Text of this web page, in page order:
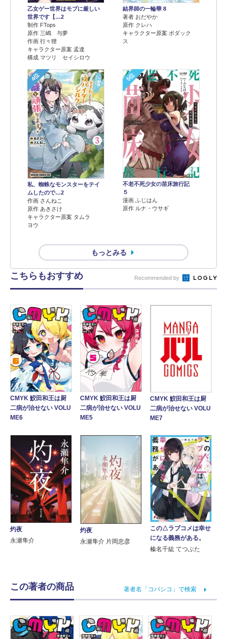
乙女ゲー世界はモブに厳しい
世界です【…2
制作 FTops
原作 三嶋 与夢
作画 行々狸
キャラクター原案 孟達
構成 マツリ セイシロウ
結界師の一輪華 8
著者 おだやか
原作 クレハ
キャラクター原案 ボダック
ス
4位
私、蜘蛛なモンスターをテイ
ムしたので…2
作画 さんねこ
原作 あきさけ
キャラクター原案 タムラ
ヨウ
5位
不老不死少女の苗床旅行記
５
漫画 ふじはん
原作 ルナ・ウサギ
もっとみる
こちらもおすすめ Recommended by
CMYK 鮫田和王は厨
二病が治せない VOLU
ME6
CMYK 鮫田和王は厨
二病が治せない VOLU
ME5
CMYK 鮫田和王は厨
二病が治せない VOLU
ME7
灼夜
永瀬隼介
灼夜
永瀬隼介 片岡忠彦
この△ラブコメは幸せ
になる義務がある。
榛名千紘 てつぶた
この著者の商品 著者名「コバシコ」で検索